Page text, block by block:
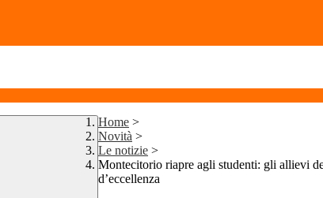
Home >
Novità >
Le notizie >
Montecitorio riapre agli studenti: gli allievi
d’eccellenza